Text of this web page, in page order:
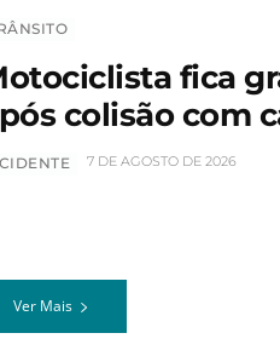
fica
colisão com
7 DE AGOSTO DE 2026
Ver Mais